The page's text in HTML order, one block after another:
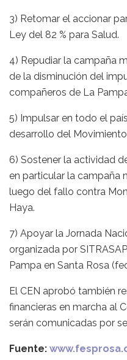
3) Retomar el accionar
Ley del 82 % para Salud.
4) Repudiar la campaña
de la disminución del
compañeros de La
5) Impulsar en todo el
desarrollo del
6) Sostener la actividad
en particular la campaña
luego del fallo contra
Haya.
7) Apoyar la Jornada
organizada por
Pampa en Santa Rosa
El CEN aprobó también
financieras en marcha al
serán comunicadas por
Fuente: